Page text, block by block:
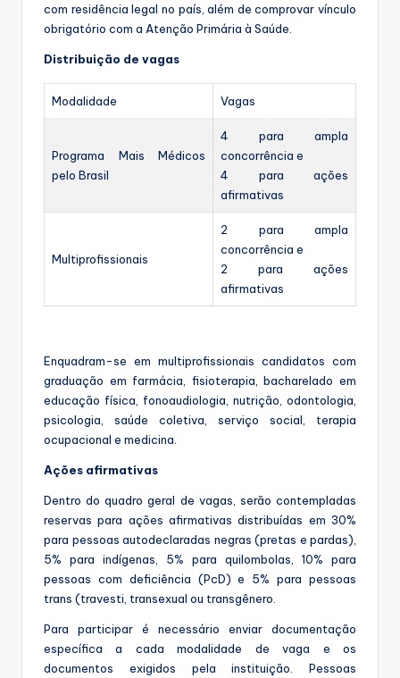
com residência legal no país, além de comprovar vínculo
obrigatório com a Atenção Primária à Saúde.
Distribuição de vagas
Modalidade Vagas
Programa Mais Médicos
pelo Brasil
4 para ampla
concorrência e
4 para ações
afirmativas
Multiprofissionais
2 para ampla
concorrência e
2 para ações
afirmativas
Enquadram-se em multiprofissionais candidatos com
graduação em farmácia, fisioterapia, bacharelado em
educação física, fonoaudiologia, nutrição, odontologia,
psicologia, saúde coletiva, serviço social, terapia
ocupacional e medicina.
Ações afirmativas
Dentro do quadro geral de vagas, serão contempladas
reservas para ações afirmativas distribuídas em 30%
para pessoas autodeclaradas negras (pretas e pardas),
5% para indígenas, 5% para quilombolas, 10% para
pessoas com deficiência (PcD) e 5% para pessoas
trans (travesti, transexual ou transgênero.
Para participar é necessário enviar documentação
específica a cada modalidade de vaga e os
documentos exigidos pela instituição. Pessoas